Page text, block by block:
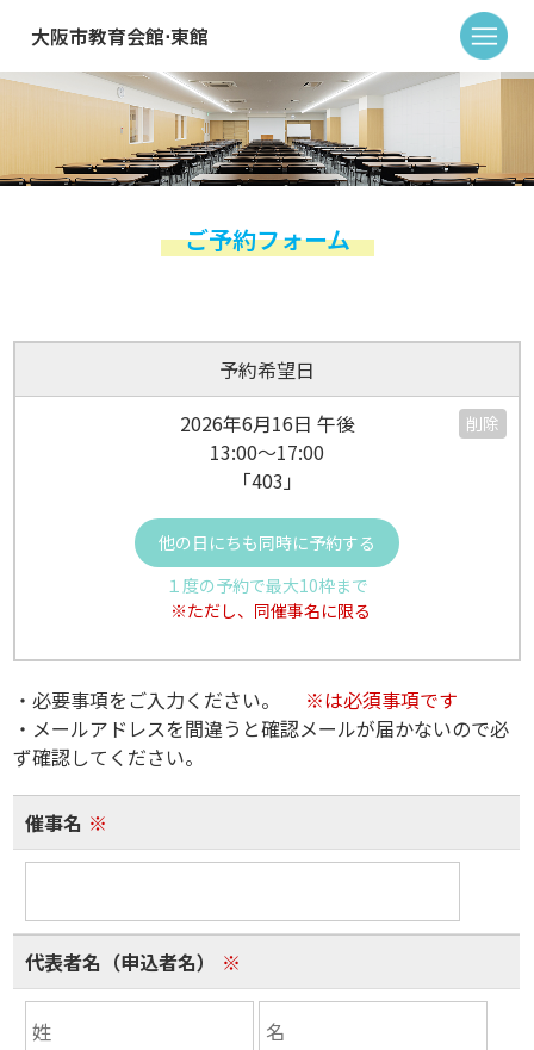
大阪市教育会館⋅東館
ご予約フォーム
予約希望日
2026年6月16日 午後
13:00～17:00
「403」
削除
他の日にちも同時に予約する
１度の予約で最大10枠まで
※ただし、同催事名に限る
・必要事項をご入力ください。
※は必須事項です
・メールアドレスを間違うと確認メールが届かないので必
ず確認してください。
催事名 ※
代表者名（申込者名） ※